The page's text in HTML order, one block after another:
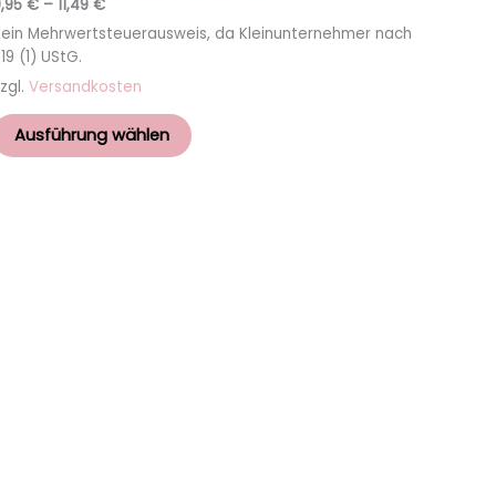
€ –11,49€
Mehrwertsteuerausweis, da Kleinunternehmer nach
(1) UStG.
Versandkosten
Ausführung wählen